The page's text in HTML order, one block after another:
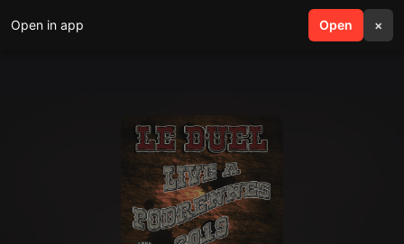
Open in app Open ×
search menu